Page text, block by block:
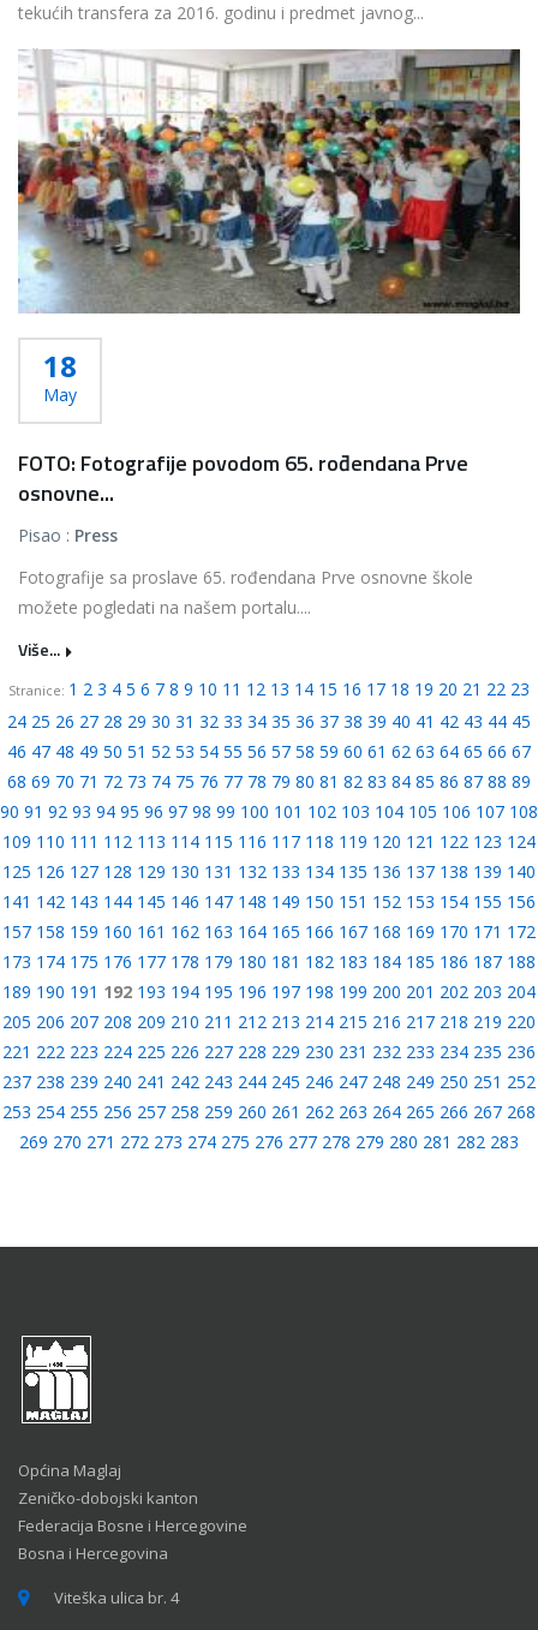
tekućih transfera za 2016. godinu i predmet javnog...
Više...
18
May
FOTO: Fotografije povodom 65. rođendana Prve
osnovne...
Pisao : Press
Fotografije sa proslave 65. rođendana Prve osnovne škole
možete pogledati na našem portalu....
Više...
Stranice: 1 2 3 4 5 6 7 8 9 10 11 12 13 14 15 16 17 18 19 20 21 22 23
24 25 26 27 28 29 30 31 32 33 34 35 36 37 38 39 40 41 42 43 44 45
46 47 48 49 50 51 52 53 54 55 56 57 58 59 60 61 62 63 64 65 66 67
68 69 70 71 72 73 74 75 76 77 78 79 80 81 82 83 84 85 86 87 88 89
90 91 92 93 94 95 96 97 98 99 100 101 102 103 104 105 106 107 108
109 110 111 112 113 114 115 116 117 118 119 120 121 122 123 124
125 126 127 128 129 130 131 132 133 134 135 136 137 138 139 140
141 142 143 144 145 146 147 148 149 150 151 152 153 154 155 156
157 158 159 160 161 162 163 164 165 166 167 168 169 170 171 172
173 174 175 176 177 178 179 180 181 182 183 184 185 186 187 188
189 190 191 192 193 194 195 196 197 198 199 200 201 202 203 204
205 206 207 208 209 210 211 212 213 214 215 216 217 218 219 220
221 222 223 224 225 226 227 228 229 230 231 232 233 234 235 236
237 238 239 240 241 242 243 244 245 246 247 248 249 250 251 252
253 254 255 256 257 258 259 260 261 262 263 264 265 266 267 268
269 270 271 272 273 274 275 276 277 278 279 280 281 282 283
Općina Maglaj
Zeničko-dobojski kanton
Federacija Bosne i Hercegovine
Bosna i Hercegovina
Viteška ulica br. 4